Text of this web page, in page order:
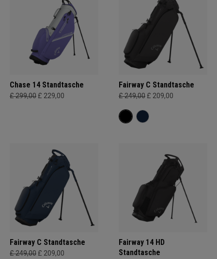
Chase 14 Standtasche
£ 299,00 £ 229,00
Fairway C Standtasche
£ 249,00 £ 209,00
Fairway C Standtasche
£ 249,00 £ 209,00
Fairway 14 HD
Standtasche